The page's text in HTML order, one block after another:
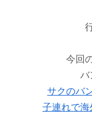
今回
バ
サクのバ
子連れで海